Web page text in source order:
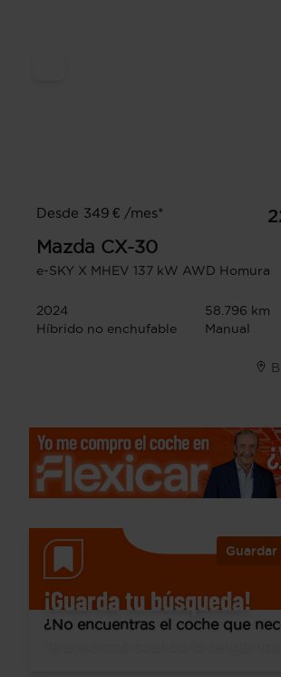
Desde 349 € /mes*
Mazda CX-30
e-SKY X MHEV 137 kW AWD Homura
2024
58.796 km
Híbrido no enchufable
Manual
Guardar
¡Guarda tu búsqueda!
¿No encuentras el coche que